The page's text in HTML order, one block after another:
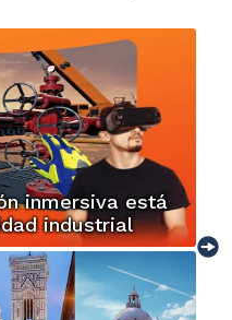
inmersiva está
industrial